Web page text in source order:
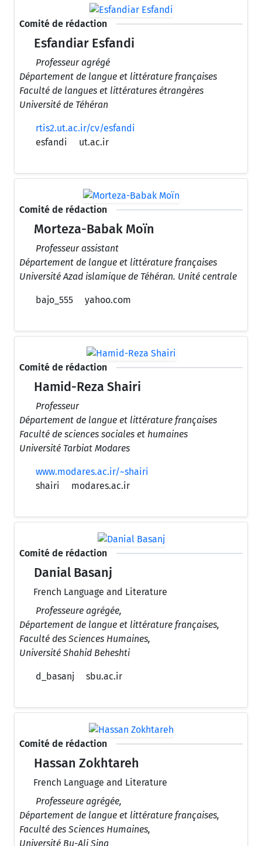
Comité de rédaction
Esfandiar Esfandi
Professeur agrégé
Département de langue et littérature françaises
Faculté de langues et littératures étrangères
Université de Téhéran
rtis2.ut.ac.ir/cv/esfandi
esfandi
ut.ac.ir
Comité de rédaction
Morteza-Babak Moïn
Professeur assistant
Département de langue et littérature françaises
Université Azad islamique de Téhéran. Unité centrale
bajo_555 yahoo.com
Comité de rédaction
Hamid-Reza Shairi
Professeur
Département de langue et littérature françaises
Faculté de sciences sociales et humaines
Université Tarbiat Modares
www.modares.ac.ir/~shairi
shairi
modares.ac.ir
Comité de rédaction
Danial Basanj
French Language and Literature
Professeure agrégée,
Département de langue et littérature françaises,
Faculté des Sciences Humaines,
Université Shahid Beheshti
d_basanj sbu.ac.ir
Comité de rédaction
Hassan Zokhtareh
French Language and Literature
Professeure agrégée,
Département de langue et littérature françaises,
Faculté des Sciences Humaines,
Université Bu-Ali Sina